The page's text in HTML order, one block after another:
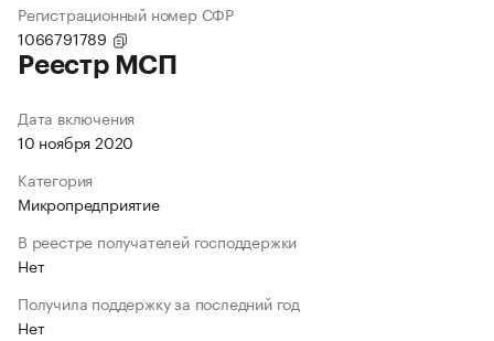
Регистрационный номер СФР
1066791789
Реестр МСП
Дата включения
10 ноября 2020
Категория
Микропредприятие
В реестре получателей господдержки
Нет
Получила поддержку за последний год
Нет